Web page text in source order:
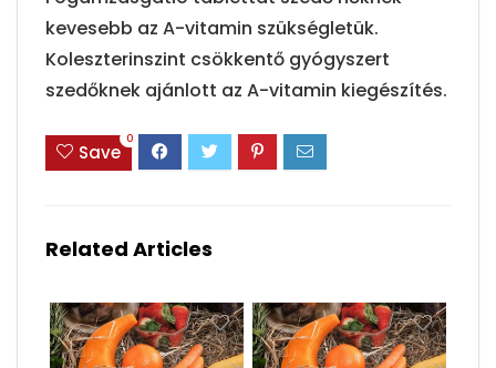
kevesebb az A-vitamin szükségletük.
Koleszterinszint csökkentő gyógyszert
szedőknek ajánlott az A-vitamin kiegészítés.
Save
0
Related Articles